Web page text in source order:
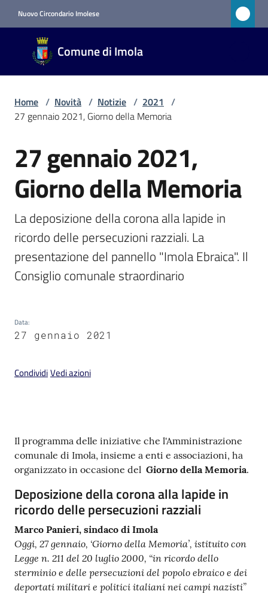
Nuovo Circondario Imolese
Comune di Imola
Comune
di Imola
RETE
Novità
Menu selezionato
Servizi
Vivere
Imola
V
s
e
I
m
l
a
Argomenti
PNRR
Home / Novità / Notizie / 2021 /
27 gennaio 2021, Giorno della Memoria
Salta al contenuto
27 gennaio 2021,
Giorno della Memoria
La deposizione della corona alla lapide in
ricordo delle persecuzioni razziali. La
presentazione del pannello "Imola Ebraica". Il
Consiglio comunale straordinario
Data:
27 gennaio 2021
CondividiVedi azioni
Contenuto
Il programma delle iniziative che l'Amministrazione
comunale di Imola, insieme a enti e associazioni, ha
organizzato in occasione del Giorno della Memoria.
Deposizione della corona alla lapide in
ricordo delle persecuzioni razziali
Marco Panieri, sindaco di Imola
Oggi, 27 gennaio, ‘Giorno della Memoria’, istituito con
Legge n. 211 del 20 luglio 2000, “in ricordo dello
sterminio e delle persecuzioni del popolo ebraico e dei
deportati militari e politici italiani nei campi nazisti”